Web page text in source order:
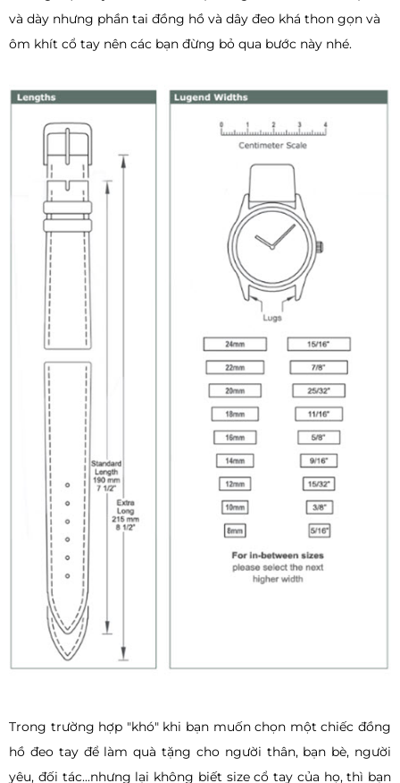
và dày nhưng phần tai đồng hồ và dây đeo khá thon gọn và
ôm khít cổ tay nên các bạn đừng bỏ qua bước này nhé.
Trong trường hợp "khó" khi bạn muốn chọn một chiếc đồng
hồ đeo tay để làm quà tặng cho người thân, bạn bè, người
yêu, đối tác...nhưng lại không biết size cổ tay của họ, thì bạn